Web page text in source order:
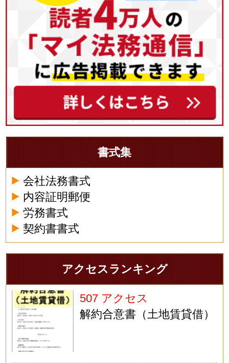
書式集
会社法務書式
内容証明郵便
労務書式
契約書書式
アクセスランキング
507 アクセス
解約合意書（土地賃貸借）